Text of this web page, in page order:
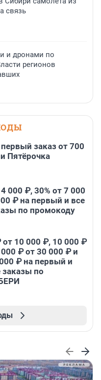
связь
и дронами по
регионов
заказ от 700
Пятёрочка
000 ₽, 30% от 7 000
₽ на первый и все
по промокоду
10 000 ₽, 10 000 ₽
₽ от 30 000 ₽ и
₽ на первый и
по